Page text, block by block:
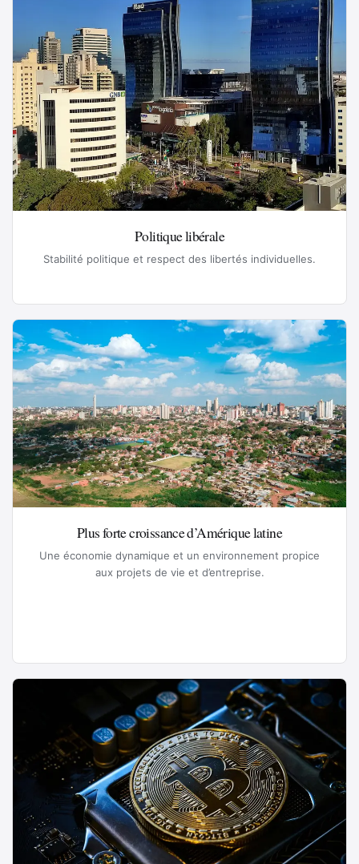
Politique libérale
Stabilité politique et respect des libertés individuelles.
Plus forte croissance d’Amérique latine
Une économie dynamique et un environnement propice
aux projets de vie et d’entreprise.